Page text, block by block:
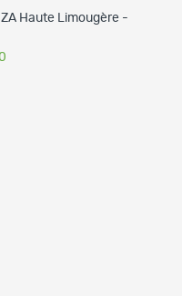
Haute Limougère -